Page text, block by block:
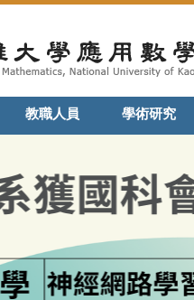
教職人員 學術研究